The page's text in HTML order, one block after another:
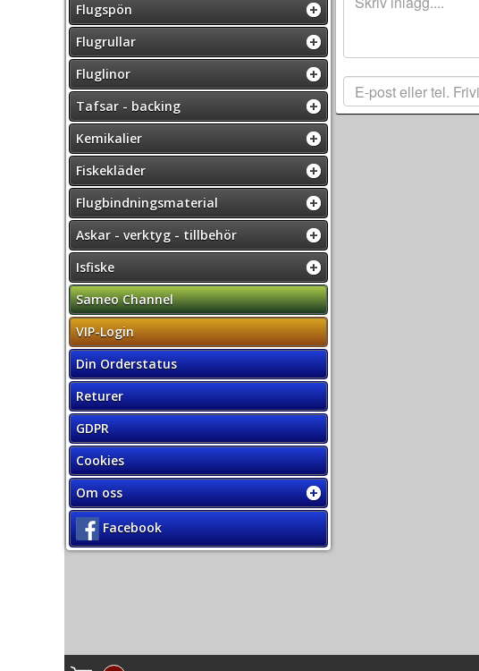
Flugspön
Flugrullar
Fluglinor
Tafsar - backing
Kemikalier
Fiskekläder
Flugbindningsmaterial
Askar - verktyg - tillbehör
Isfiske
Sameo Channel
VIP-Login
Din Orderstatus
Returer
GDPR
Cookies
Om oss
Facebook